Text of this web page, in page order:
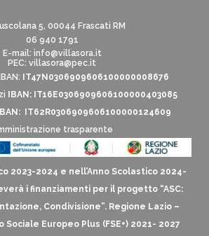
5, 00044 Frascati RM
06 940 1791
E-mail: info@villasora.it
PEC: villasora@pec.it
IT47N0306909606100000008676
IBAN: IT16E0306909606100000403085
IT62R0306909606100000124609
trasparente
2023-2024 e nell’Anno Scolastico 2024-
i finanziamenti per il progetto “ASC:
Condivisione”. Regione Lazio –
Sociale Europeo Plus (FSE+) 2021- 2027